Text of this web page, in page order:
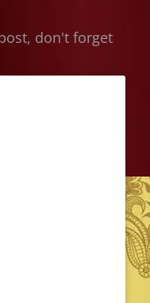
don't forget